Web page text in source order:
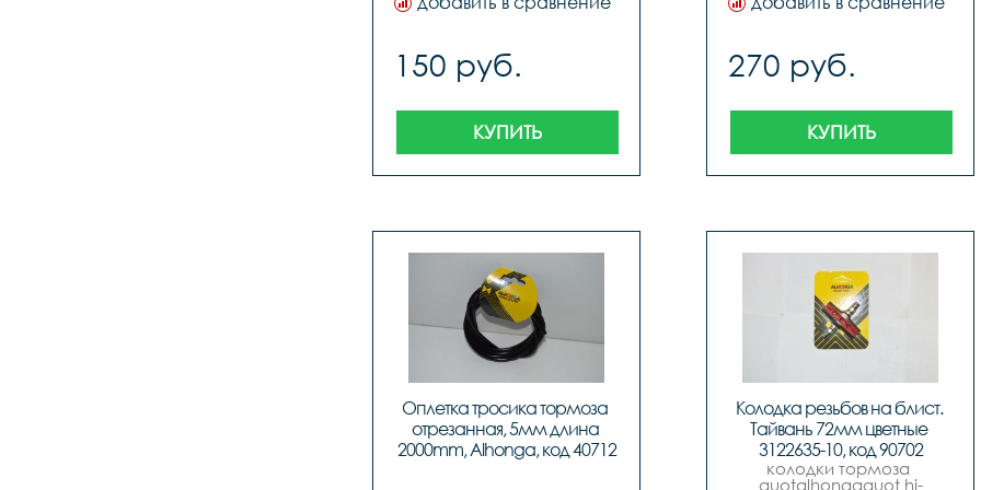
150 руб.
КУПИТЬ
блистер, тайвань
270 руб.
КУПИТЬ
Оплетка тросика тормоза
отрезанная, 5мм длина
2000mm, Alhonga, код 40712
Колодка резьбов на блист.
Тайвань 72мм цветные
3122635-10, код 90702
колодки тормоза
quotalhongaquot hj-